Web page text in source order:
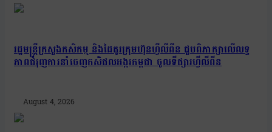
រដ្ឋមន្រ្តីក្រសួងកសិកម្ម និងដៃគូរក្រុមហ៊ុនហ្វីលីពីន ជួបពិភាក្សាលើលទ្ធ
ភាពជំរុញការនាំចេញកសិផលអង្ករកម្ពុជា ចូលទីផ្សារហ្វីលីពីន
August 4, 2026